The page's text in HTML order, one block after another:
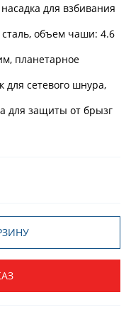
для взбивания
объем чаши: 4.6
планетарное
для сетевого шнура,
для защиты от брызг